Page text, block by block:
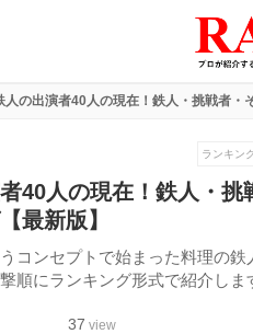
人の出演者40人の現在！鉄人・挑戦者・
ランキン
40人の現在！鉄人・挑
最新版】
コンセプトで始まった料理の
順にランキング形式で紹介しま
37 view